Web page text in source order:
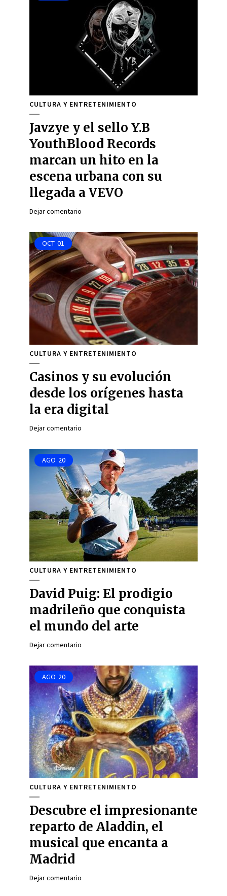
CULTURA Y ENTRETENIMIENTO
Javzye y el sello Y.B
YouthBlood Records
marcan un hito en la
escena urbana con su
llegada a VEVO
Dejar comentario
OCT 01
CULTURA Y ENTRETENIMIENTO
Casinos y su evolución
desde los orígenes hasta
la era digital
Dejar comentario
AGO 20
CULTURA Y ENTRETENIMIENTO
David Puig: El prodigio
madrileño que conquista
el mundo del arte
Dejar comentario
AGO 20
CULTURA Y ENTRETENIMIENTO
Descubre el impresionante
reparto de Aladdin, el
musical que encanta a
Madrid
Dejar comentario